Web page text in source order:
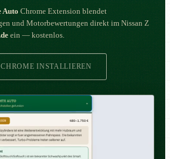
Auto Chrome Extension blendet
und Motorbewertungen direkt im Nissan Z
ein — kostenlos.
INSTALLIEREN